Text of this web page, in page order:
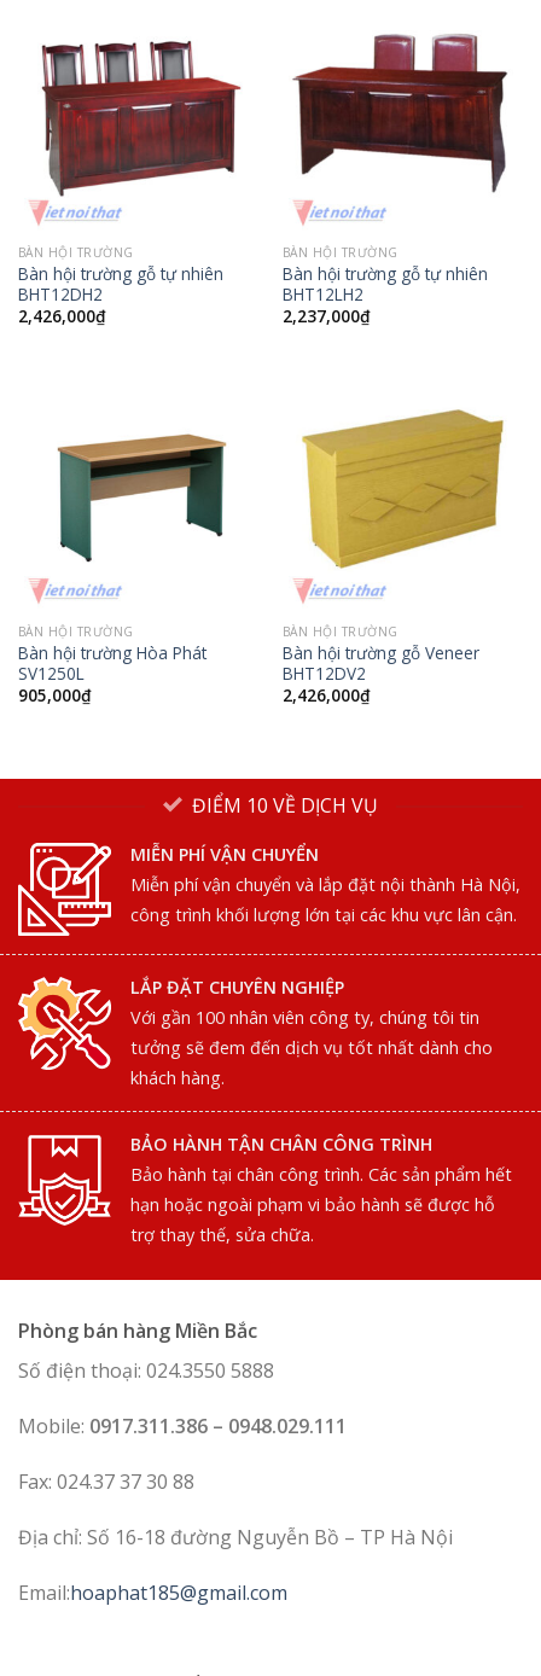
BÀN HỘI TRƯỜNG
Bàn hội trường gỗ tự nhiên
BHT12DH2
2,426,000₫
BÀN HỘI TRƯỜNG
Bàn hội trường gỗ tự nhiên
BHT12LH2
2,237,000₫
BÀN HỘI TRƯỜNG
Bàn hội trường Hòa Phát
SV1250L
905,000₫
BÀN HỘI TRƯỜNG
Bàn hội trường gỗ Veneer
BHT12DV2
2,426,000₫
ĐIỂM 10 VỀ DỊCH VỤ
MIỄN PHÍ VẬN CHUYỂN
Miễn phí vận chuyển và lắp đặt nội thành Hà Nội,
công trình khối lượng lớn tại các khu vực lân cận.
LẮP ĐẶT CHUYÊN NGHIỆP
Với gần 100 nhân viên công ty, chúng tôi tin
tưởng sẽ đem đến dịch vụ tốt nhất dành cho
khách hàng.
BẢO HÀNH TẬN CHÂN CÔNG TRÌNH
Bảo hành tại chân công trình. Các sản phẩm hết
hạn hoặc ngoài phạm vi bảo hành sẽ được hỗ
trợ thay thế, sửa chữa.
Phòng bán hàng Miền Bắc
Số điện thoại: 024.3550 5888
Mobile: 0917.311.386 – 0948.029.111
Fax: 024.37 37 30 88
Địa chỉ: Số 16-18 đường Nguyễn Bồ – TP Hà Nội
Email:hoaphat185@gmail.com